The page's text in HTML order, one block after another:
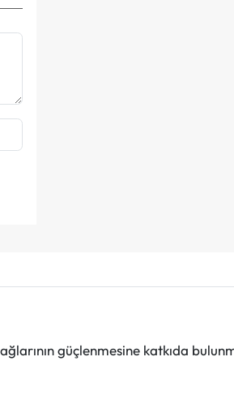
güçlenmesine katkıda